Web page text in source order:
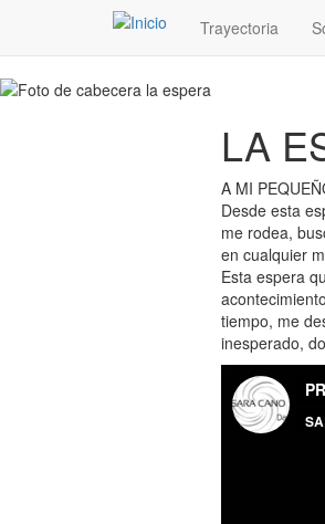
contenido
principal
Navegación
principal
Trayectoria
LA
A MI
Desde esta
me rodea,
en cualquier
Esta espera
tiempo, me
inesperado,